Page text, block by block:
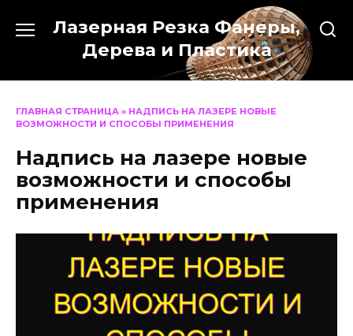
содержанию
Лазерная Резка Фанеры,
Дерева и Пластика
ГЛАВНАЯ СТРАНИЦА » НАДПИСЬ НА ЛАЗЕРЕ НОВЫЕ
ВОЗМОЖНОСТИ И СПОСОБЫ ПРИМЕНЕНИЯ
Надпись на лазере новые
возможности и способы
применения